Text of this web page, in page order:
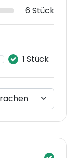
6 Stück
1 Stück